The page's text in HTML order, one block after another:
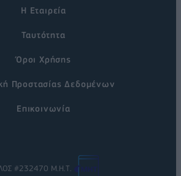
Η Εταιρεία
Ταυτότητα
Όροι Χρήσης
Προστασίας Δεδομένων
Επικοινωνία
#232470 Μ.Η.Τ.